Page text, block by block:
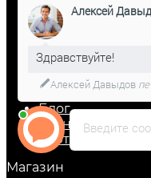
О компании
Доставка и
Рассрочка
Гарантия
Контакты
Сервис
Блог
Тренажеры для
Карта сайта
Магазин
Введите
Алексей
Здравствуйте!
Алексей Давыдов